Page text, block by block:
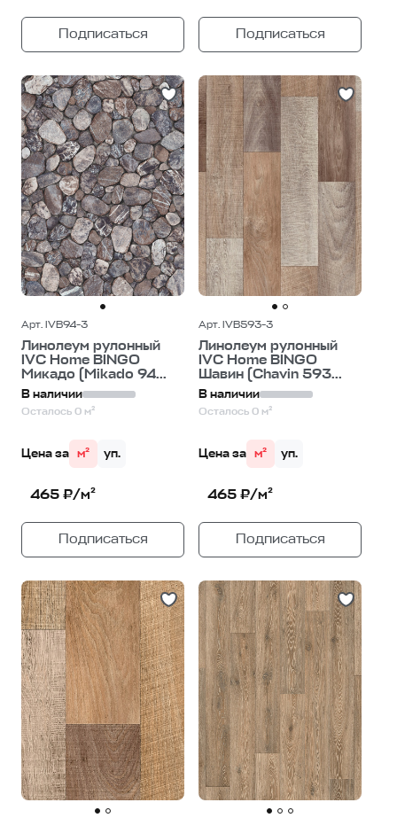
Подписаться Подписаться
Арт. IVB94-3
Линолеум рулонный
IVC Home BINGO
Микадо (Mikado 94...
В наличии
Осталось 0 м²
Цена за м² уп.
465 ₽/м²
Подписаться
Арт. IVB593-3
Линолеум рулонный
IVC Home BINGO
Шавин (Chavin 593...
В наличии
Осталось 0 м²
Цена за м² уп.
465 ₽/м²
Подписаться